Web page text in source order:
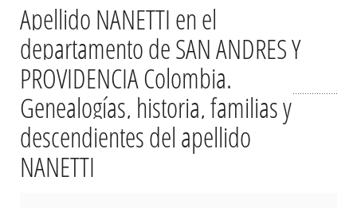
Apellido NANETTI en el
departamento de SAN ANDRES Y
PROVIDENCIA Colombia.
Genealogías, historia, familias y
descendientes del apellido
NANETTI